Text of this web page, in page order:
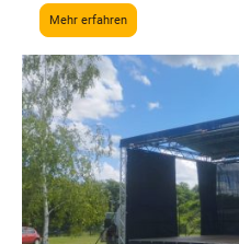
Mehr erfahren